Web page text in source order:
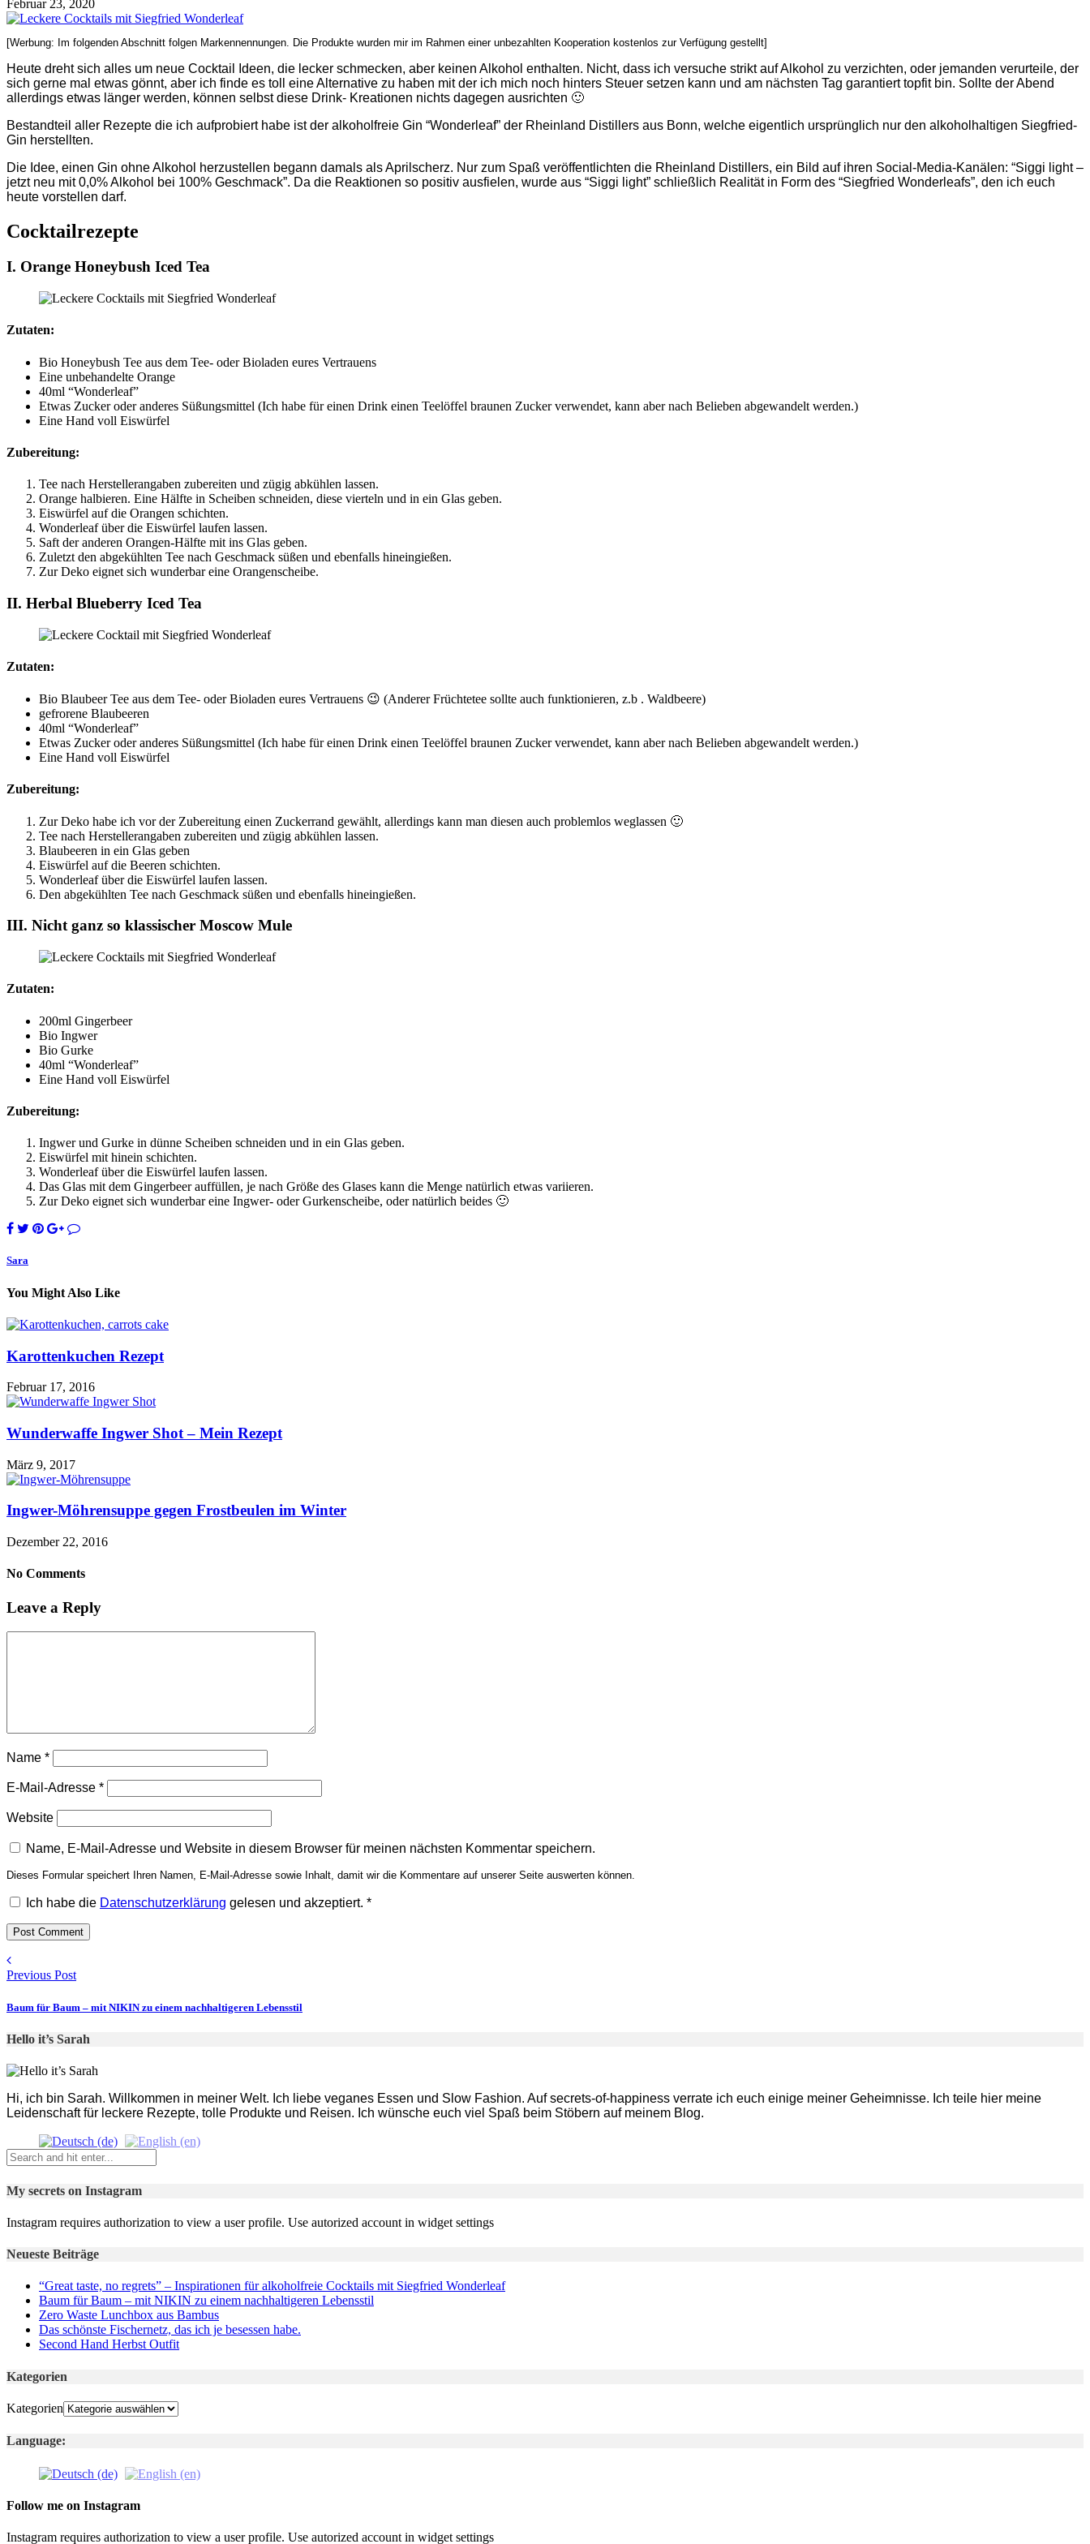
Februar 23, 2020
[Werbung: Im folgenden Abschnitt folgen Markennennungen. Die Produkte wurden mir im Rahmen einer unbezahlten Kooperation kostenlos zur Verfügung gestellt]
Heute dreht sich alles um neue Cocktail Ideen, die lecker schmecken, aber keinen Alkohol enthalten. Nicht, dass ich versuche strikt auf Alkohol zu verzichten, oder jemanden verurteile, der
sich gerne mal etwas gönnt, aber ich finde es toll eine Alternative zu haben mit der ich mich noch hinters Steuer setzen kann und am nächsten Tag garantiert topfit bin. Sollte der Abend
allerdings etwas länger werden, können selbst diese Drink- Kreationen nichts dagegen ausrichten 🙂
Bestandteil aller Rezepte die ich aufprobiert habe ist der alkoholfreie Gin “Wonderleaf” der Rheinland Distillers aus Bonn, welche eigentlich ursprünglich nur den alkoholhaltigen Siegfried-
Gin herstellten.
Die Idee, einen Gin ohne Alkohol herzustellen begann damals als Aprilscherz. Nur zum Spaß veröffentlichten die Rheinland Distillers, ein Bild auf ihren Social-Media-Kanälen: “Siggi light –
jetzt neu mit 0,0% Alkohol bei 100% Geschmack”. Da die Reaktionen so positiv ausfielen, wurde aus “Siggi light” schließlich Realität in Form des “Siegfried Wonderleafs”, den ich euch
heute vorstellen darf.
Cocktailrezepte
I. Orange Honeybush Iced Tea
Zutaten:
Bio Honeybush Tee aus dem Tee- oder Bioladen eures Vertrauens
Eine unbehandelte Orange
40ml “Wonderleaf”
Etwas Zucker oder anderes Süßungsmittel (Ich habe für einen Drink einen Teelöffel braunen Zucker verwendet, kann aber nach Belieben abgewandelt werden.)
Eine Hand voll Eiswürfel
Zubereitung:
Tee nach Herstellerangaben zubereiten und zügig abkühlen lassen.
Orange halbieren. Eine Hälfte in Scheiben schneiden, diese vierteln und in ein Glas geben.
Eiswürfel auf die Orangen schichten.
Wonderleaf über die Eiswürfel laufen lassen.
Saft der anderen Orangen-Hälfte mit ins Glas geben.
Zuletzt den abgekühlten Tee nach Geschmack süßen und ebenfalls hineingießen.
Zur Deko eignet sich wunderbar eine Orangenscheibe.
II. Herbal Blueberry Iced Tea
Zutaten:
Bio Blaubeer Tee aus dem Tee- oder Bioladen eures Vertrauens 😉 (Anderer Früchtetee sollte auch funktionieren, z.b . Waldbeere)
gefrorene Blaubeeren
40ml “Wonderleaf”
Etwas Zucker oder anderes Süßungsmittel (Ich habe für einen Drink einen Teelöffel braunen Zucker verwendet, kann aber nach Belieben abgewandelt werden.)
Eine Hand voll Eiswürfel
Zubereitung:
Zur Deko habe ich vor der Zubereitung einen Zuckerrand gewählt, allerdings kann man diesen auch problemlos weglassen 🙂
Tee nach Herstellerangaben zubereiten und zügig abkühlen lassen.
Blaubeeren in ein Glas geben
Eiswürfel auf die Beeren schichten.
Wonderleaf über die Eiswürfel laufen lassen.
Den abgekühlten Tee nach Geschmack süßen und ebenfalls hineingießen.
III. Nicht ganz so klassischer Moscow Mule
Zutaten:
200ml Gingerbeer
Bio Ingwer
Bio Gurke
40ml “Wonderleaf”
Eine Hand voll Eiswürfel
Zubereitung:
Ingwer und Gurke in dünne Scheiben schneiden und in ein Glas geben.
Eiswürfel mit hinein schichten.
Wonderleaf über die Eiswürfel laufen lassen.
Das Glas mit dem Gingerbeer auffüllen, je nach Größe des Glases kann die Menge natürlich etwas variieren.
Zur Deko eignet sich wunderbar eine Ingwer- oder Gurkenscheibe, oder natürlich beides 🙂
Sara
You Might Also Like
Karottenkuchen Rezept
Februar 17, 2016
Wunderwaffe Ingwer Shot – Mein Rezept
März 9, 2017
Ingwer-Möhrensuppe gegen Frostbeulen im Winter
Dezember 22, 2016
No Comments
Leave a Reply
Name *
E-Mail-Adresse *
Website
Name, E-Mail-Adresse und Website in diesem Browser für meinen nächsten Kommentar speichern.
Dieses Formular speichert Ihren Namen, E-Mail-Adresse sowie Inhalt, damit wir die Kommentare auf unserer Seite auswerten können.
Ich habe die Datenschutzerklärung gelesen und akzeptiert. *
Previous Post
Baum für Baum – mit NIKIN zu einem nachhaltigeren Lebensstil
Hello it’s Sarah
Hi, ich bin Sarah. Willkommen in meiner Welt. Ich liebe veganes Essen und Slow Fashion. Auf secrets-of-happiness verrate ich euch einige meiner Geheimnisse. Ich teile hier meine
Leidenschaft für leckere Rezepte, tolle Produkte und Reisen. Ich wünsche euch viel Spaß beim Stöbern auf meinem Blog.
My secrets on Instagram
Instagram requires authorization to view a user profile. Use autorized account in widget settings
Neueste Beiträge
“Great taste, no regrets” – Inspirationen für alkoholfreie Cocktails mit Siegfried Wonderleaf
Baum für Baum – mit NIKIN zu einem nachhaltigeren Lebensstil
Zero Waste Lunchbox aus Bambus
Das schönste Fischernetz, das ich je besessen habe.
Second Hand Herbst Outfit
Kategorien
Kategorien
Language:
Follow me on Instagram
Instagram requires authorization to view a user profile. Use autorized account in widget settings